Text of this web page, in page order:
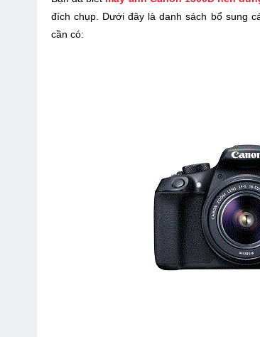
đích chụp. Dưới đây là danh sách bổ sung
cần có: